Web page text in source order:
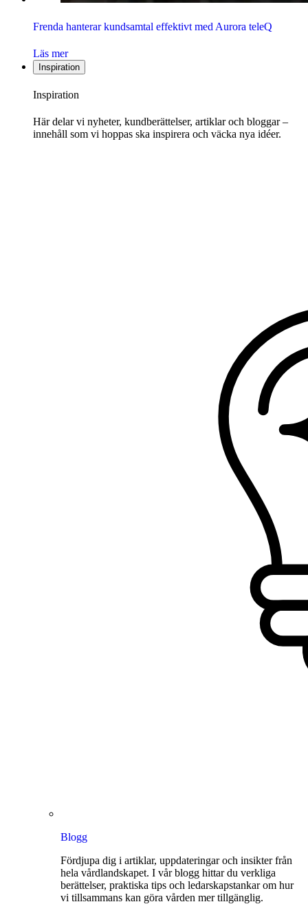
Frenda hanterar kundsamtal effektivt med Aurora teleQ
Läs mer
Inspiration
Inspiration
Här delar vi nyheter, kundberättelser, artiklar och bloggar –
innehåll som vi hoppas ska inspirera och väcka nya idéer.
Blogg
Fördjupa dig i artiklar, uppdateringar och insikter från
hela vårdlandskapet. I vår blogg hittar du verkliga
berättelser, praktiska tips och ledarskapstankar om hur
vi tillsammans kan göra vården mer tillgänglig.